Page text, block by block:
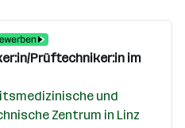
Prüftechniker:in im
und
Zentrum in Linz